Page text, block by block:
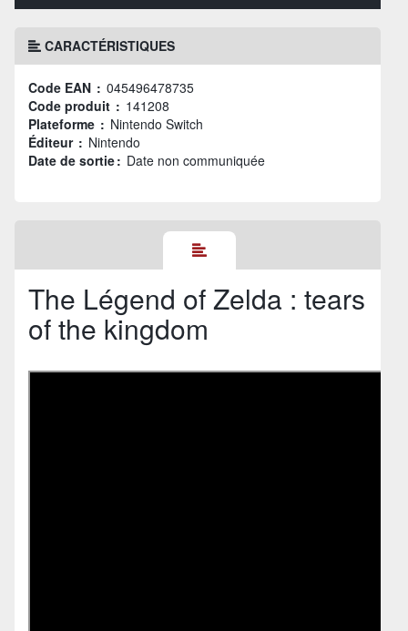
CARACTÉRISTIQUES
Code EAN : 045496478735
Code produit : 141208
Plateforme : Nintendo Switch
Éditeur : Nintendo
Date de sortie : Date non communiquée
The Légend of Zelda : tears
of the kingdom